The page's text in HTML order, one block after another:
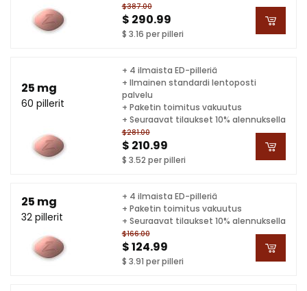
$387.00
$ 290.99
$ 3.16 per pilleri
25 mg
60 pillerit
$281.00
$ 210.99
$ 3.52 per pilleri
+ 4 ilmaista ED-pilleriä
+ Ilmainen standardi lentoposti
palvelu
+ Paketin toimitus vakuutus
+ Seuraavat tilaukset 10% alennuksella
25 mg
32 pillerit
$166.00
$ 124.99
$ 3.91 per pilleri
+ 4 ilmaista ED-pilleriä
+ Paketin toimitus vakuutus
+ Seuraavat tilaukset 10% alennuksella